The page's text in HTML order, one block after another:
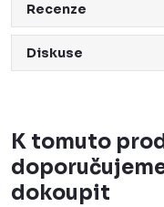
Recenze
Diskuse
K tomuto
dokoupit